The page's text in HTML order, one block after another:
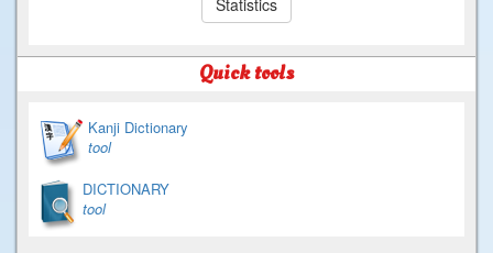
Quick tools
Kanji Dictionary
tool
DICTIONARY
tool